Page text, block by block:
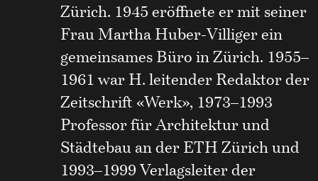
Zürich. 1945 eröffnete er mit seiner
Frau Martha Huber-Villiger ein
gemeinsames Büro in Zürich. 1955–
1961 war H. leitender Redaktor der
Zeitschrift «Werk», 1973–1993
Professor für Architektur und
Städtebau an der ETH Zürich und
1993–1999 Verlagsleiter der